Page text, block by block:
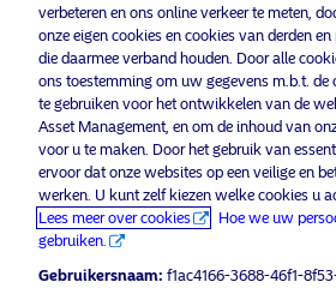
Kies uw
Land
België
Taal
Nederlands
Nordea Asset Management is een
grootste vermogensbeheerders in
met een wereldwijde
Noord-Amerika, Zuid-Amerika en
verbeteren en ons online verkeer te meten,
onze eigen cookies en cookies van derden
die daarmee verband houden. Door alle
ons toestemming om uw gegevens m.b.t. de
te gebruiken voor het ontwikkelen van de
Asset Management, en om de inhoud van
voor u te maken. Door het gebruik van
ervoor dat onze websites op een veilige en
werken. U kunt zelf kiezen welke cookies u
Lees meer over cookies
Hoe we uw
gebruiken.
Gebruikersnaam: f1ac4166-3688-46f1-